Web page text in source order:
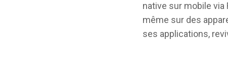
native sur mobile via
même sur des
ses applications,